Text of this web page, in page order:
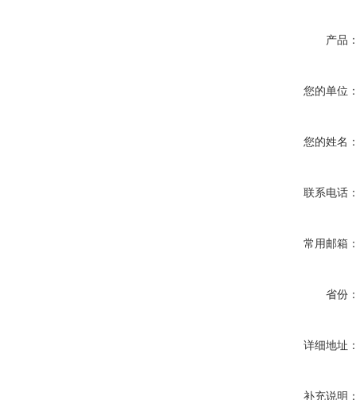
产品
您的单位
您的姓名
联系电话
常用邮箱
省份
详细地址
补充说明